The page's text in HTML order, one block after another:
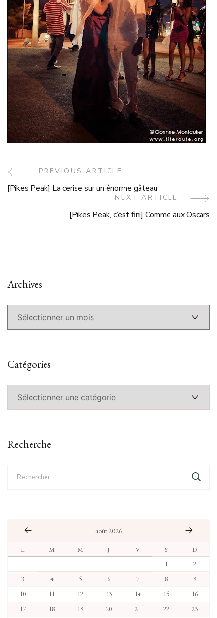
Post
Navigation
PREVIOUS ARTICLE
[Pikes Peak] La cerise sur un énorme gâteau
NEXT ARTICLE
[Pikes Peak, c’est fini] Comme aux Oscars
Archives
Catégories
Recherche
août 2026
L M M J V S
D
1
2
3
4 5 6 7 8
9
10
11 12 13 14 15
16
17
18 19 20 21 22 23